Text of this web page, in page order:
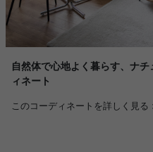
自然体で心地よく暮らす、ナ
ィネート
このコーディネートを詳しく見る